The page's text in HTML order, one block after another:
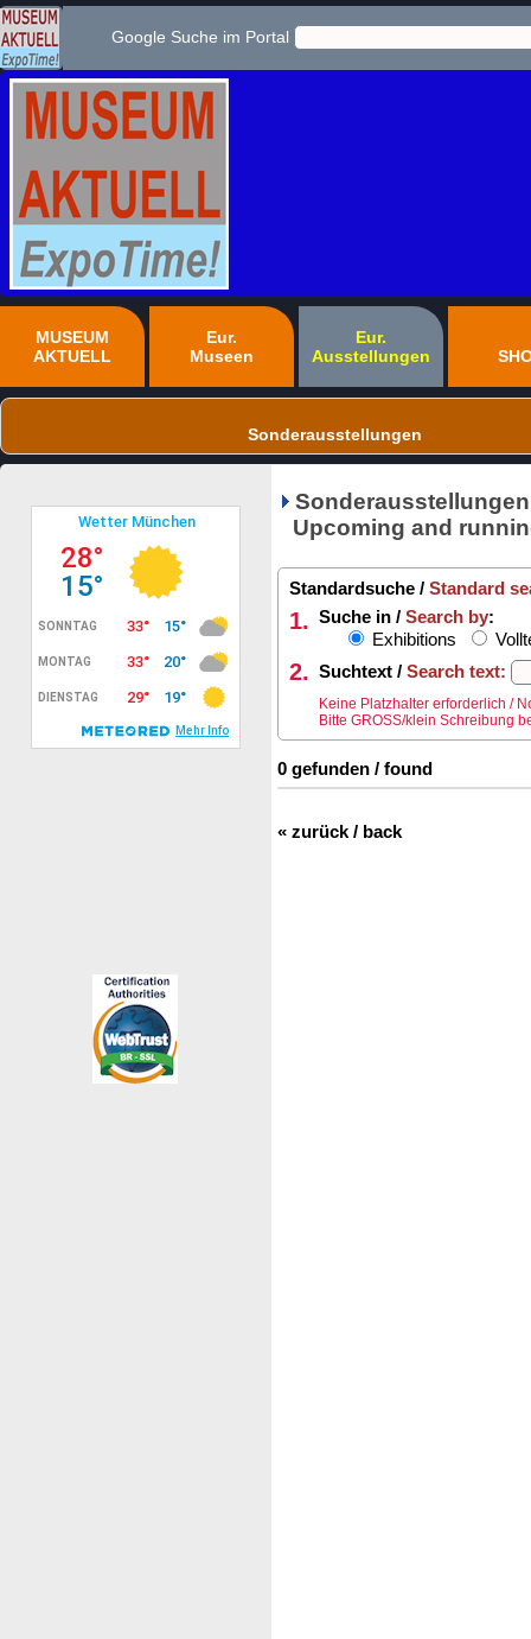
Google Suche im Portal
MUSEUM
AKTUELL
Eur.
Museen
Eur.
Ausstellungen
Sonderausstellungen
Sonderausstellungen
Upcoming and
Standardsuche / Standard
1. Suche in / Search by:
Exhibitions
2. Suchtext / Search text:
Keine Platzhalter erforderlich /
Bitte GROSS/klein Schreibung
0 gefunden / found
« zurück / back